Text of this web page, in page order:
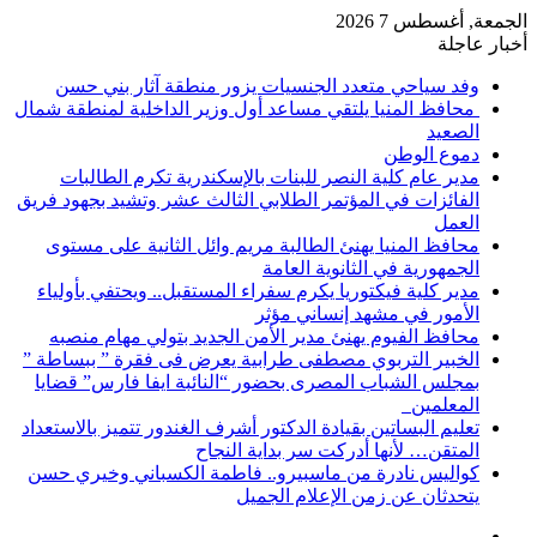
الجمعة, أغسطس 7 2026
أخبار عاجلة
وفد سياحي متعدد الجنسيات يزور منطقة آثار بني حسن
محافظ المنيا يلتقي مساعد أول وزير الداخلية لمنطقة شمال
الصعيد
دموع الوطن
مدير عام كلية النصر للبنات بالإسكندرية تكرم الطالبات
الفائزات في المؤتمر الطلابي الثالث عشر وتشيد بجهود فريق
العمل
محافظ المنيا يهنئ الطالبة مريم وائل الثانية على مستوى
الجمهورية في الثانوية العامة
مدير كلية فيكتوريا يكرم سفراء المستقبل.. ويحتفي بأولياء
الأمور في مشهد إنساني مؤثر
محافظ الفيوم يهنئ مدير الأمن الجديد بتولي مهام منصبه
الخبير التربوي مصطفى طرابية يعرض فى فقرة ” ببساطة ”
بمجلس الشباب المصرى بحضور “النائبة ايفا فارس” قضايا
المعلمين
تعليم البساتين بقيادة الدكتور أشرف الغندور تتميز بالاستعداد
المتقن… لأنها أدركت سر بداية النجاح
كواليس نادرة من ماسبيرو.. فاطمة الكسباني وخيري حسن
يتحدثان عن زمن الإعلام الجميل